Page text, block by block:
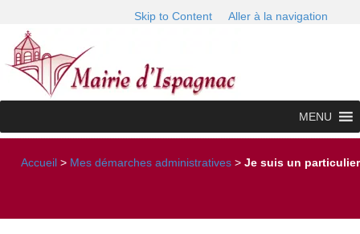
Skip to Content Aller à la navigation
MENU
Accueil > Mes démarches administratives > Je suis un particulier